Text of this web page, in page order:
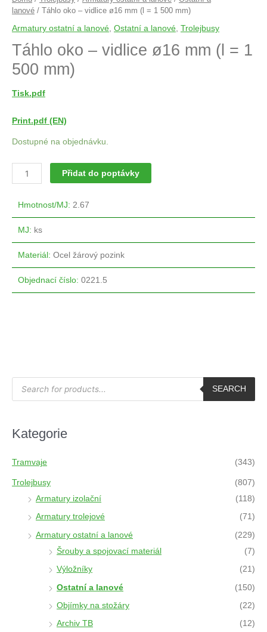
lanové / Táhlo oko – vidlice ø16 mm (l = 1 500 mm)
Armatury ostatní a lanové Ostatní a lanové Trolejbusy
Táhlo oko – vidlice ø16 mm (l = 1
500 mm)
Tisk.pdf
Print.pdf (EN)
Dostupné na objednávku.
Přidat do poptávky
Hmotnost/MJ: 2.67
MJ: ks
Materiál: Ocel žárový pozink
Objednací číslo: 0221.5
P
d
s
a
r
h
SEARCH
Kategorie
Tramvaje (343)
Trolejbusy
(807)
Armatury izolační
(118)
Armatury trolejové (71)
Armatury ostatní a lanové
(229)
Šrouby a spojovací materiál
(7)
Výložníky (21)
Ostatní a lanové (150)
Objímky na stožáry (22)
Archiv TB (12)